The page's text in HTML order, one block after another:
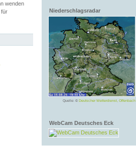
Niederschlagsradar
Quelle: © Deutscher Wetterdienst, Offenbach
WebCam Deutsches Eck
wenden
für